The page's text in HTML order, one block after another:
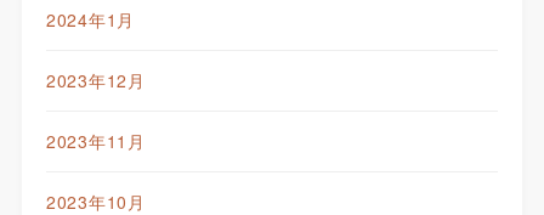
2024年1月
2023年12月
2023年11月
2023年10月